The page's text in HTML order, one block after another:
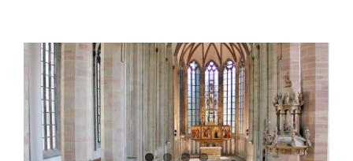
Gruppen
- Private Gruppen
- Firmengruppen
- Kinder und Jugendliche